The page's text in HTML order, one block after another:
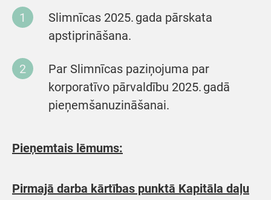
Slimnīcas 2025. gada pārskata
apstiprināšana.
Par Slimnīcas paziņojuma par
korporatīvo pārvaldību 2025. gadā
pieņemšanuzināšanai.
Pieņemtais lēmums:
Pirmajā darba kārtības punktā Kapitāla daļu